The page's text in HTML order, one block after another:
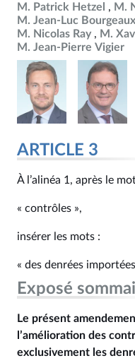
M. Patrick Hetzel
M.
M. Jean-Luc Bourgeaux
M. Nicolas Ray
M.
M. Jean-Pierre Vigier
ARTICLE 3
À l’alinéa 1, après le
« contrôles »,
insérer les mots :
« des denrées
Exposé
Le présent
l’amélioration des
exclusivement les